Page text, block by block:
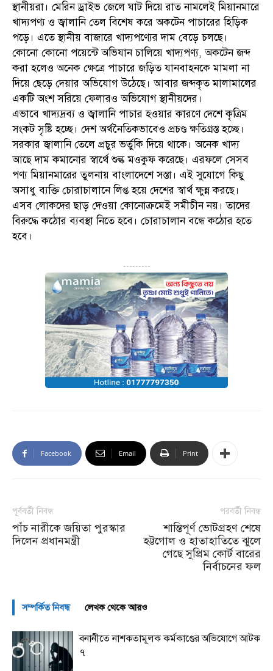
স্থানীয়রা। মেরিন ড্রাইভ জেলে ঘাট দিয়ে রাত নামলেই মিয়ানমারে
খাদ্যপণ্য ও জ্বালানি তেল বিশেষ করে অকটেন পাচারের হিড়িক
পড়ে। এতে স্থানীয় বাজারে খাদ্যপণ্যের দাম বেড়ে চলছে।
কোনো কোনো পয়েন্টে অভিযান চালিয়ে খাদ্যপণ্য, অকটেন জব্দ
করা হলেও অনেক ক্ষেত্রে পাচারে জড়িত যানবাহনকে মামলা না
দিয়ে ছেড়ে দেয়ার অভিযোগ উঠেছে। আবার জব্দকৃত মালামালের
একটি অংশ সরিয়ে ফেলারও অভিযোগ স্থানীয়দের।
এভাবে খাদ্যদ্রব্য ও জ্বালানি পাচার হওয়ার কারণে দেশে কৃত্রিম
সংকট সৃষ্টি হচ্ছে। দেশ অর্থনৈতিকভাবেও প্রচণ্ড ক্ষতিগ্রস্ত হচ্ছে।
সরকার জ্বালানি তেলে প্রচুর ভর্তুকি দিয়ে থাকে। অনেক খাদ্য
আছে দাম কমানোর স্বার্থে শুল্ক মওকুফ করেছে। এরফলে সেসব
পণ্য মিয়ানমারের তুলনায় বাংলাদেশে সস্তা। এই সুযোগে কিছু
অসাধু ব্যক্তি চোরাচালানে লিপ্ত হয়ে দেশের স্বার্থ ক্ষুন্ন করছে।
এসব লোকদের ছাড় দেওয়া কোনোক্রমেই সমীচীন নয়। তাদের
বিরুদ্ধে কঠোর ব্যবস্থা নিতে হবে। চোরাচালান বন্ধে কঠোর হতে
হবে।
---------
Facebook Email Print
পূর্ববর্তী নিবন্ধ
পাঁচ নারীকে জয়িতা পুরস্কার
দিলেন প্রধানমন্ত্রী
পরবর্তী নিবন্ধ
শান্তিপূর্ণ ভোটগ্রহণ শেষে
হট্টগোল ও হাতাহাতিতে ঝুলে
গেছে সুপ্রিম কোর্ট বারের
নির্বাচনের ফল
সম্পর্কিত নিবন্ধ লেখক থেকে আরও
বনানীতে নাশকতামূলক কর্মকাণ্ডের অভিযোগে আটক
৭